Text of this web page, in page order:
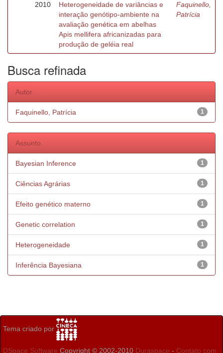
2010
Heterogeneidade de variâncias e
interação genótipo-ambiente na
avaliação genética em abelhas
Apis mellifera africanizadas para
produção de geléia real
Faquinello,
Patrícia
Busca refinada
Autor
1
Faquinello, Patrícia
Assunto
1
Bayesian Inference
1
Ciências Agrárias
1
Efeito genético materno
1
Genetic correlation
1
Heterogeneidade
1
Inferência Bayesiana
Tema criado por
DSpace Software Copyright © 2002-2010 Duraspace - Contato com